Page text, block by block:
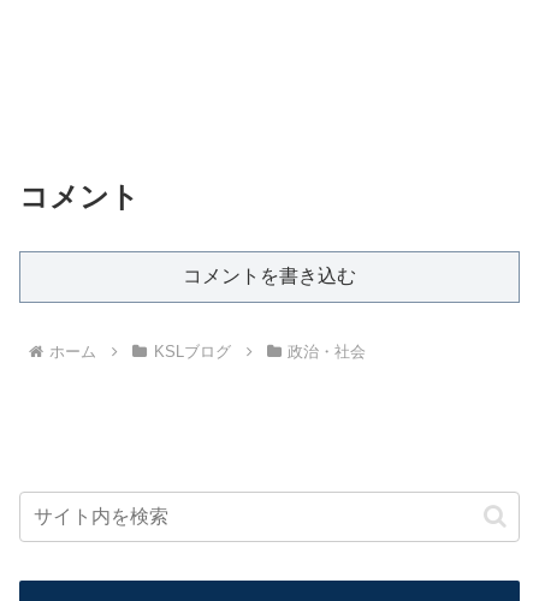
コメント
コメントを書き込む
ホーム KSLブログ 政治・社会